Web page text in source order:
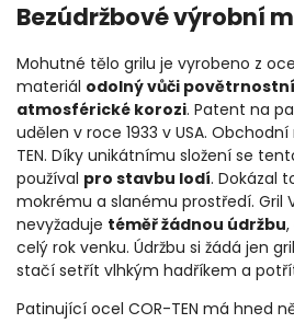
Bezúdržbové výrobní
Mohutné tělo grilu je vyrobeno z
materiál odolný vůči
atmosférické korozi. Patent na
udělen v roce 1933 v USA.
TEN. Díky unikátnímu složení se
používal pro stavbu lodí. Dokázal
mokrému a slanému prostředí. Gril
nevyžaduje téměř žádnou údržbu
celý rok venku. Údržbu si žádá jen
stačí setřít vlhkým hadříkem a
Patinující ocel COR-TEN má hned